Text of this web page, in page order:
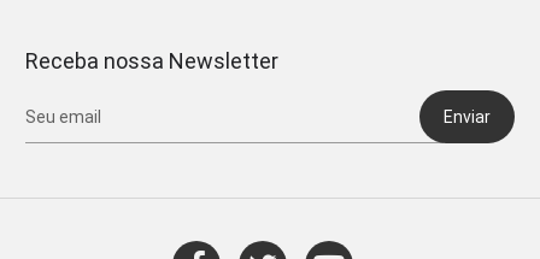
Receba nossa Newsletter
Enviar